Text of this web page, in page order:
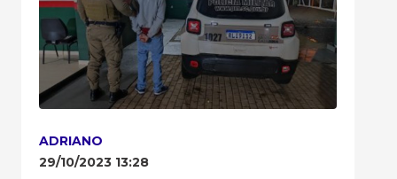
ADRIANO
29/10/2023 13:28